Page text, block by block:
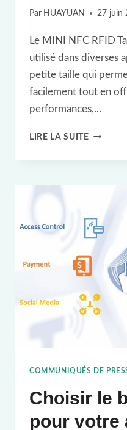
Par HUAYUAN 27 juin
Le MINI NFC RFID
utilisé dans diverses
petite taille qui
facilement tout en
performances,...
LIRE LA SUITEPETITES
POUR
LE
SUIVI
COMMUNIQUÉS DE
Choisir le
pour votre